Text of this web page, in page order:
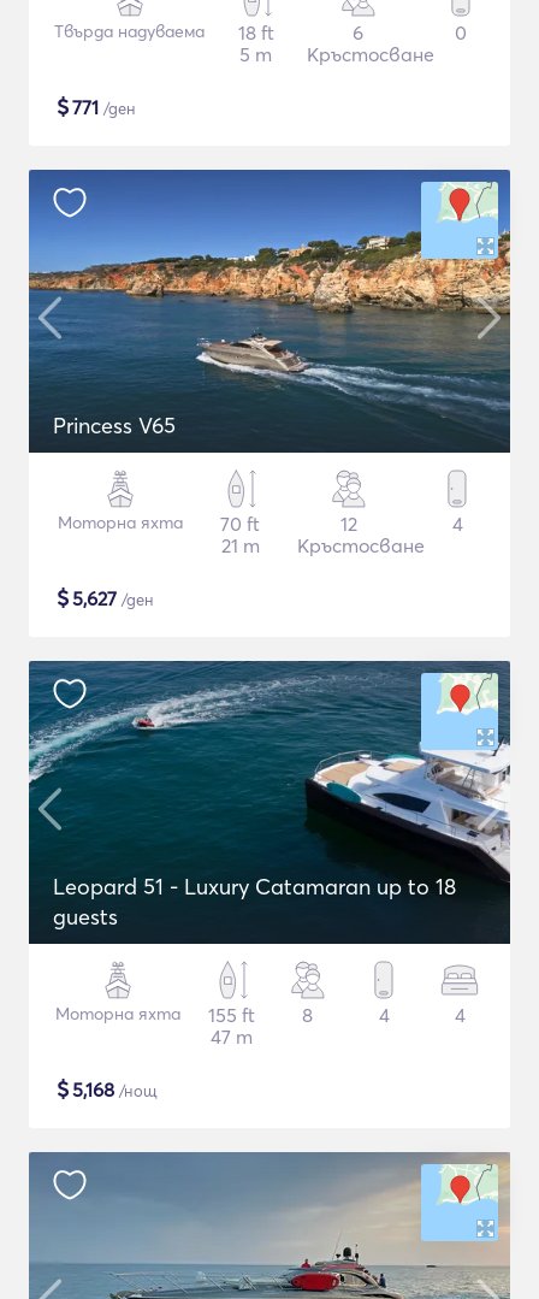
Твърда надуваема
18 ft
5 m
6
Кръстосване
0
$771 /ден
Princess V65
Моторна яхта
70 ft
21 m
12
Кръстосване
4
$5,627 /ден
Leopard 51 - Luxury Catamaran up to 18
guests
Моторна яхта
155 ft
47 m
8 4 4
$5,168 /нощ